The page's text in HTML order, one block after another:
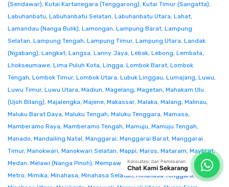
(Sendawar), Kutai Kartanegara (Tenggarong), Kutai Timur (Sangatta),
Labuhanbatu, Labuhanbatu Selatan, Labuhanbatu Utara, Lahat,
Lamandau (Nanga Bulik), Lamongan, Lampung Barat, Lampung
Selatan, Lampung Tengah, Lampung Timur, Lampung Utara, Landak
(Ngabang), Langkat, Langsa, Lanny Jaya, Lebak, Lebong, Lembata,
Lhokseumawe, Lima Puluh Kota, Lingga, Lombok Barat, Lombok
Tengah, Lombok Timur, Lombok Utara, Lubuk Linggau, Lumajang, Luwu,
Luwu Timur, Luwu Utara, Madiun, Magelang, Magetan, Mahakam Ulu
(Ujoh Bilang), Majalengka, Majene, Makassar, Malaka, Malang, Malinau,
Maluku Barat Daya, Maluku Tengah, Maluku Tenggara, Mamasa,
Mamberamo Raya, Mamberamo Tengah, Mamuju, Mamuju Tengah,
Manado, Mandailing Natal, Manggarai, Manggarai Barat, Manggarai
Timur, Manokwari, Manokwari Selatan, Mappi, Maros, Mataram, Maybrat,
Medan, Melawi (Nanga Pinoh), Mempawah,Merangin,Merauke Mesuji
Metro, Mimika, Minahasa, Minahasa Selatan, Minahasa Tenggara,
Konsultasi dan Pemesanan
Chat Kami Sekarang